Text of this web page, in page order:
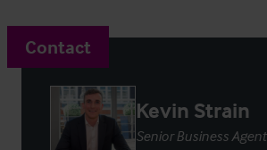
Contact
Kevin Strain
Senior Business Agent